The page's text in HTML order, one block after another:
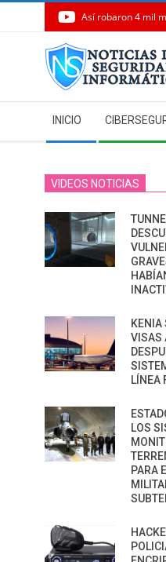
Así robaron 4 mil
Navigation
Menu
INICIO
VIDEOS NOTICIAS
KENIA
VISAS
LÍNEA
LOS
PARA